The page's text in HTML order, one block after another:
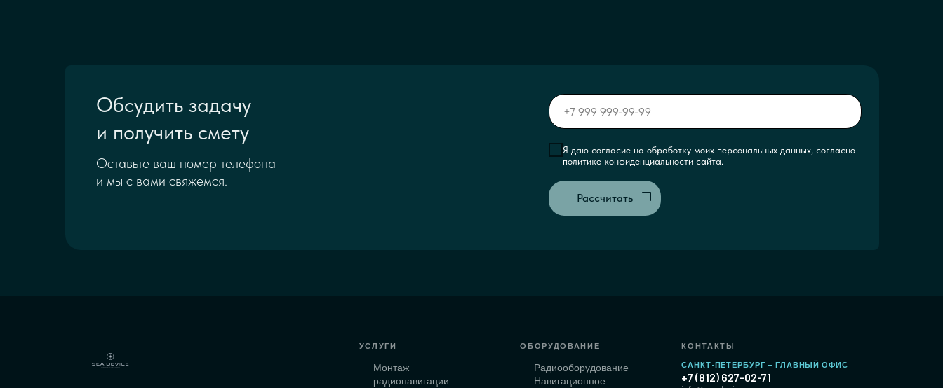
Обсудить задачу
и получить смету
Оставьте ваш номер телефона
и мы с вами свяжемся.
Я даю согласие на обработку моих персональных данных, согласно
политике конфиденциальности сайта.
Рассчитать
УСЛУГИ
Монтаж
радионавигации
ОБОРУДОВАНИЕ
Радиооборудование
Навигационное
КОНТАКТЫ
САНКТ-ПЕТЕРБУРГ — ГЛАВНЫЙ ОФИС
+7 (812) 627-02-71